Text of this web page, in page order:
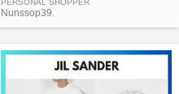
PERSONAL SHOPPER
Nunssop39.